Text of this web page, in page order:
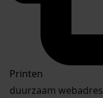
Printen
duurzaam webadres